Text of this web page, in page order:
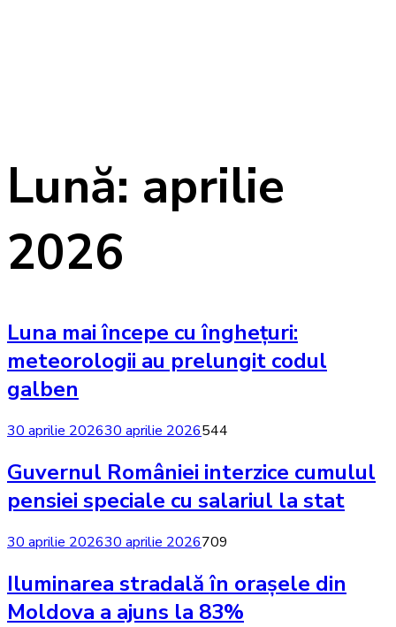
Lună: aprilie
2026
Luna mai începe cu înghețuri:
meteorologii au prelungit codul
galben
30 aprilie 202630 aprilie 2026544
Guvernul României interzice cumulul
pensiei speciale cu salariul la stat
30 aprilie 202630 aprilie 2026709
Iluminarea stradală în orașele din
Moldova a ajuns la 83%